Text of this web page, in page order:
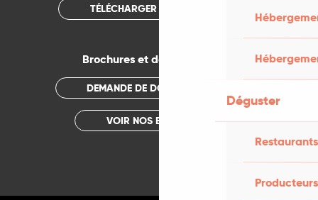
Déguster
TÉLÉCHARGER L'APPLICATION
Brochures et documentations
DEMANDE DE DOCUMENTATION
VOIR NOS BROCHURES